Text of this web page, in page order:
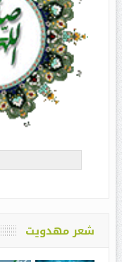
شعر مهدویت